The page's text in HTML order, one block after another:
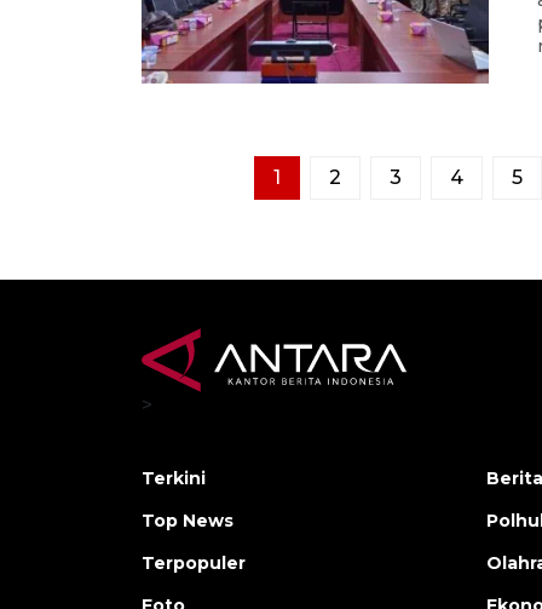
1 2 3 4 5
>
Terkini
Top News
Terpopuler